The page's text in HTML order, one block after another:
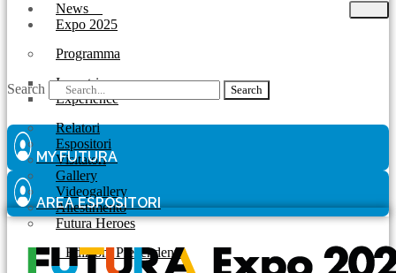
News
Expo 2025
Programma
Incontri
Experience
Relatori
Espositori
Visitatori
Gallery
Videogallery
Allestimento
Futura Heroes
| Edizioni Precendenti
Search Search
MY FUTURA
AREA ESPOSITORI